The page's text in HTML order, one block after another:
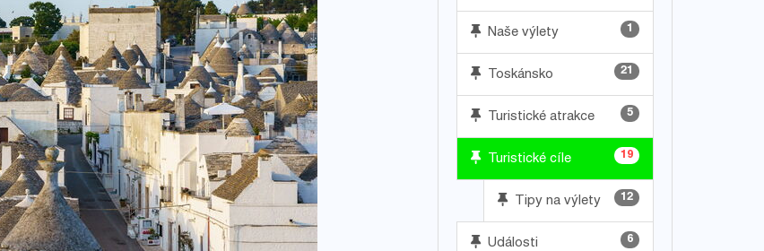
1
Naše výlety
21
Toskánsko
5
Turistické atrakce
19
Turistické cíle
12
Tipy na výlety
6
Události